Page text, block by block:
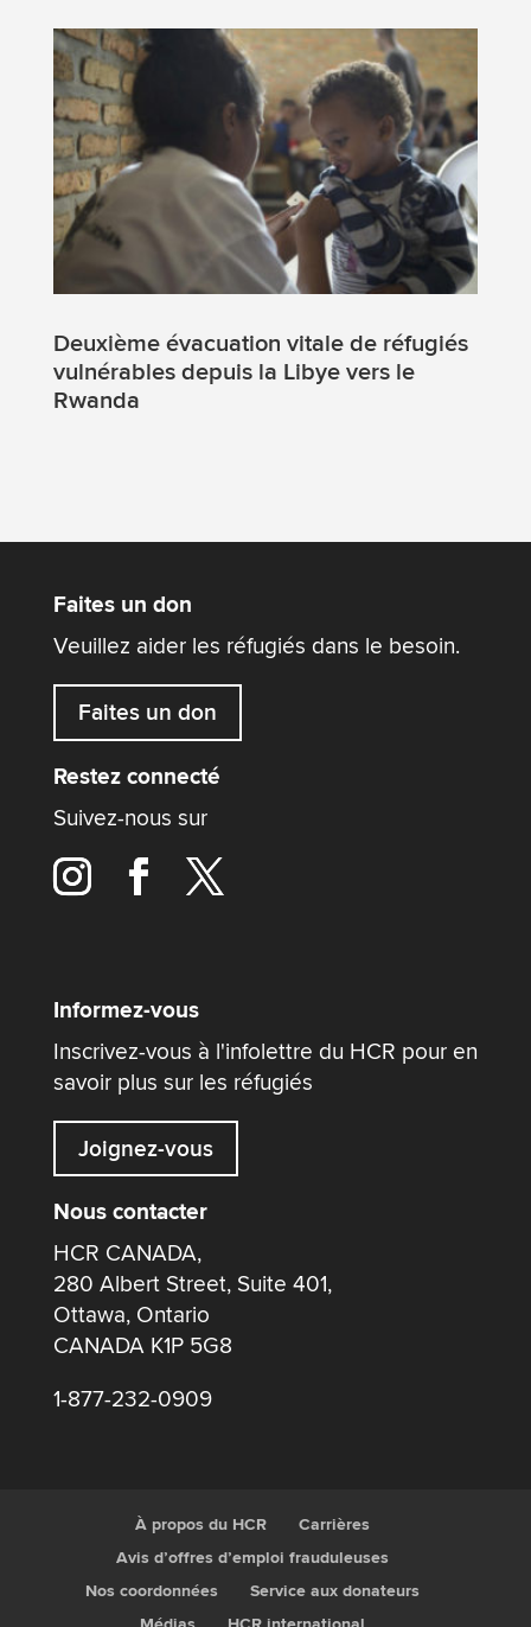
Deuxième évacuation vitale de réfugiés
vulnérables depuis la Libye vers le
Rwanda
Faites un don
Veuillez aider les réfugiés dans le besoin.
Faites un don
Restez connecté
Suivez-nous sur
Informez-vous
Inscrivez-vous à l'infolettre du HCR pour en
savoir plus sur les réfugiés
Joignez-vous
Nous contacter
HCR CANADA,
280 Albert Street, Suite 401,
Ottawa, Ontario
CANADA K1P 5G8
1-877-232-0909
À propos du HCR
Carrières
Avis d’offres d’emploi frauduleuses
Nos coordonnées
Service aux donateurs